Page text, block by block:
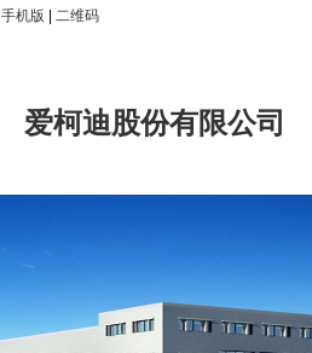
手机版 二维码
爱柯迪股份有限公司